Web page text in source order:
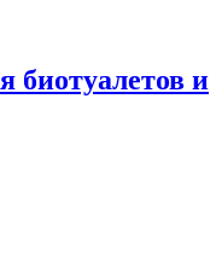
биотуалетов и